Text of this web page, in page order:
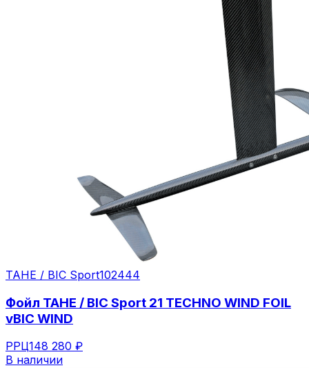
TAHE / BIC Sport102444
Фойл TAHE / BIC Sport 21 TECHNO WIND FOIL
vBIC WIND
РРЦ148 280 ₽
В наличии